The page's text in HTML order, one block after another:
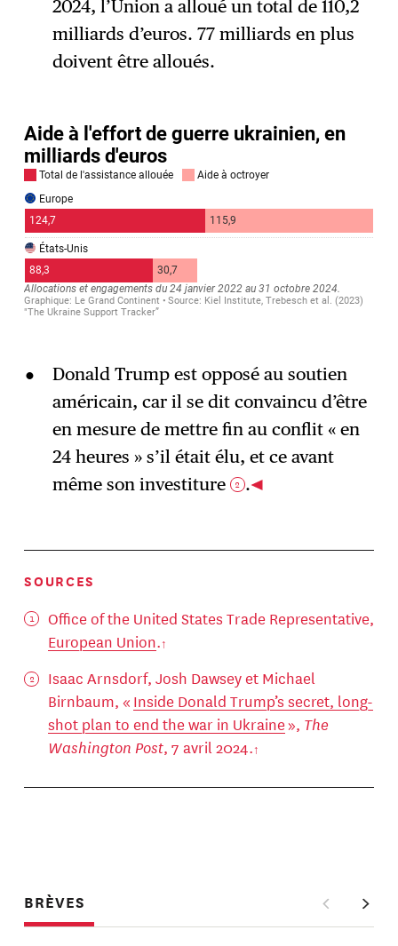
2024, l’Union a alloué un total de 110,2
milliards d’euros. 77 milliards en plus
doivent être alloués.
Donald Trump est opposé au soutien
américain, car il se dit convaincu d’être
en mesure de mettre fin au conflit « en
24 heures » s’il était élu, et ce avant
même son investiture
2 .
SOURCES
Office of the United States Trade Representative,
European Union.
Isaac Arnsdorf, Josh Dawsey et Michael
Birnbaum, « Inside Donald Trump’s secret, long-
shot plan to end the war in Ukraine», The
Washington Post, 7 avril 2024.
BRÈVES